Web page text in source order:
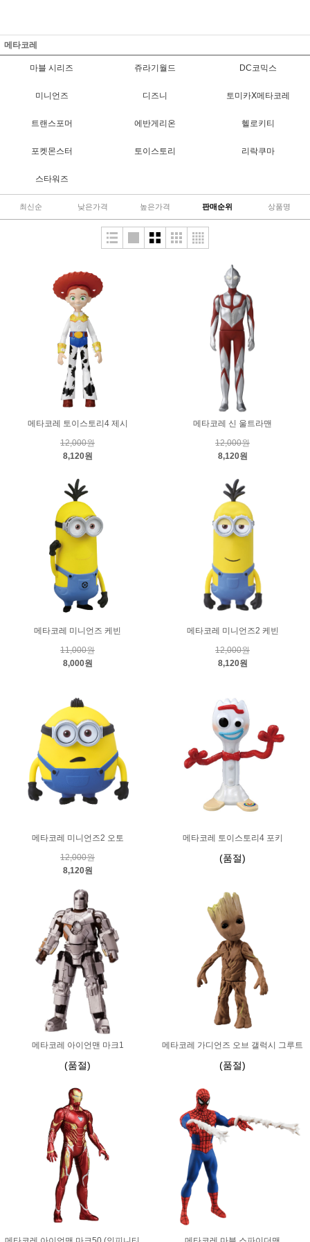
메타코레
마블 시리즈 쥬라기월드 DC코믹스
미니언즈 디즈니 토미카Ⅹ메타코레
트랜스포머 에반게리온 헬로키티
포켓몬스터 토이스토리 리락쿠마
스타워즈
최신순 낮은가격 높은가격 판매순위 상품명
메타코레 토이스토리4 제시
12,000원
8,120원
메타코레 신 울트라맨
12,000원
8,120원
메타코레 미니언즈 케빈
11,000원
8,000원
메타코레 미니언즈2 케빈
12,000원
8,120원
메타코레 미니언즈2 오토
12,000원
8,120원
메타코레 토이스토리4 포키
(품절)
메타코레 아이언맨 마크1
(품절)
메타코레 가디언즈 오브 갤럭시 그루트
(품절)